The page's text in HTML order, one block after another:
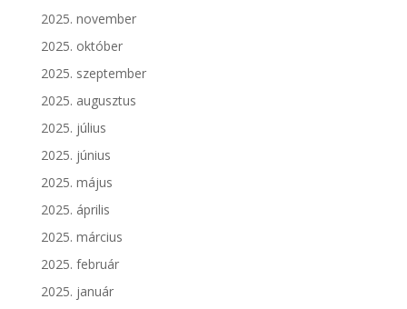
2025. november
2025. október
2025. szeptember
2025. augusztus
2025. július
2025. június
2025. május
2025. április
2025. március
2025. február
2025. január